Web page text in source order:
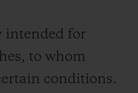
intended for
to whom
conditions.
부티크 검색